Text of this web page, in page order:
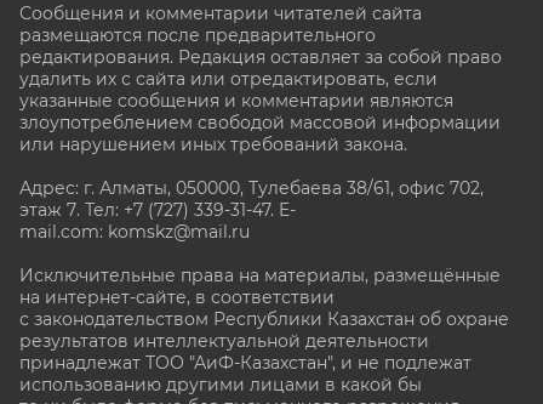
Сообщения и комментарии читателей сайта
размещаются после предварительного
редактирования. Редакция оставляет за собой право
удалить их с сайта или отредактировать, если
указанные сообщения и комментарии являются
злоупотреблением свободой массовой информации
или нарушением иных требований закона.
Адрес: г. Алматы, 050000, Тулебаева 38/61, офис 702,
этаж 7. Тел: +7 (727) 339-31-47. E-
mail.com: komskz@mail.ru
Исключительные права на материалы, размещённые
на интернет-сайте, в соответствии
с законодательством Республики Казахстан об охране
результатов интеллектуальной деятельности
принадлежат ТОО "АиФ-Казахстан", и не подлежат
использованию другими лицами в какой бы